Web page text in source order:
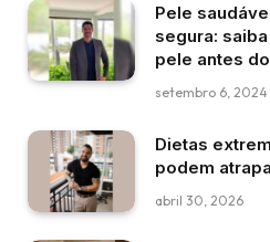
Pele
segura:
pele antes
setembro 6, 2024
Dietas
podem
abril 30, 2026